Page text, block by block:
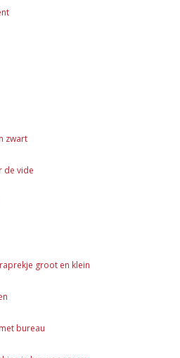
zwart
de vide
groot en klein
bureau